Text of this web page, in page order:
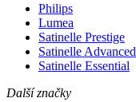
Philips
Lumea
Satinelle Prestige
Satinelle Advanced
Satinelle Essential
Další značky